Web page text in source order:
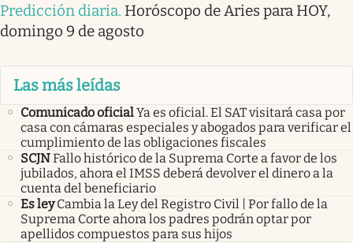
Predicción diaria. Horóscopo de Aries para HOY,
domingo 9 de agosto
Las más leídas
Comunicado oficialYa es oficial. El SAT visitará casa por
casa con cámaras especiales y abogados para verificar el
cumplimiento de las obligaciones fiscales
SCJNFallo histórico de la Suprema Corte a favor de los
jubilados, ahora el IMSS deberá devolver el dinero a la
cuenta del beneficiario
Es ley Cambia la Ley del Registro Civil | Por fallo de la
Suprema Corte ahora los padres podrán optar por
apellidos compuestos para sus hijos